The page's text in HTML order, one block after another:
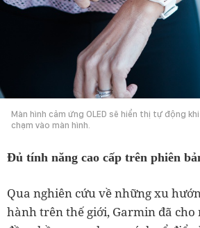
Màn hình cảm ứng OLED sẽ hiển thị tự động
chạm vào màn hình.
Đủ tính năng cao cấp trên phiên
Qua nghiên cứu về những xu
hành trên thế giới, Garmin đã cho